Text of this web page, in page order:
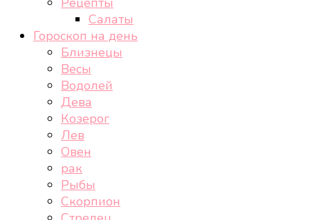
Салаты
Гороскоп на день
Близнецы
Весы
Водолей
Дева
Козерог
Лев
Овен
рак
Рыбы
Скорпион